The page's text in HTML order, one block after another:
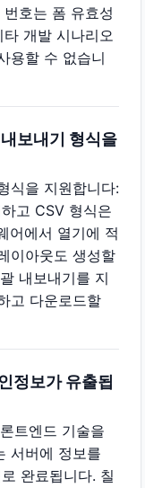
호는 폼 유효성
개발 시나리오
용할 수 없습니
보내기 형식을
식을 지원합니다:
고 CSV 형식은
어에서 열기에 적
이아웃도 생성할
내보내기를 지
고 다운로드할
정보가 유출됩
트엔드 기술을
서버에 정보를
완료됩니다. 칠